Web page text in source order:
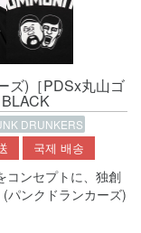
ズ)［PDSx丸山ゴ
DRUNKERS
국제 배송
コンセプトに、独創
パンクドランカーズ)